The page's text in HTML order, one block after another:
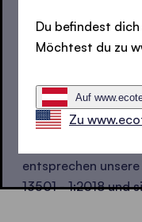
entsprechen
13501 - 1:2018 und
Du befindest
Möchtest du zu
Auf
Zu